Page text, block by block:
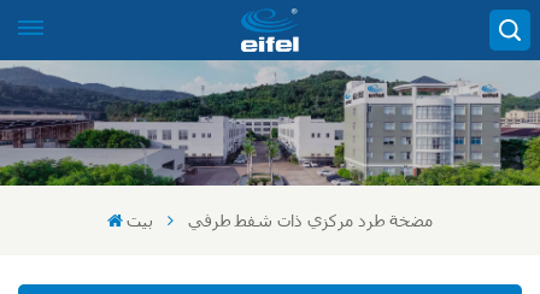
بيت مضخة طرد مركزي ذات شفط طرفي